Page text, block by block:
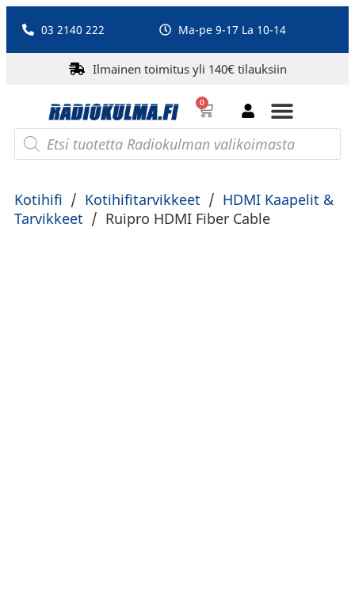
03 2140 222 Ma-pe 9-17 La 10-14
Ilmainen toimitus yli 140€ tilauksiin
0
Kotihifi / Kotihifitarvikkeet / HDMI Kaapelit &
Tarvikkeet / Ruipro HDMI Fiber Cable